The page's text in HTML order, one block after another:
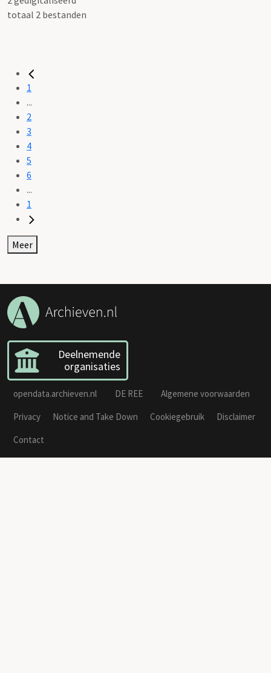
totaal 2 bestanden
1
...
2
3
4
5
6
...
1
Meer
Deelnemende
organisaties
opendata.archieven.nl DE REE
Algemene voorwaarden
Privacy
Notice and Take Down Cookiegebruik
Disclaimer
Contact